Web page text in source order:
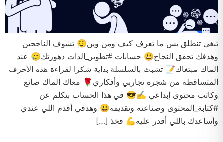
تبغى تنطلق بس ما تعرف كيف ومن وين😮‍💨 تشوف الناجحين
وهدفك تحقق النجاح😃 حسابات #تطوير_الذات دهورتك🥲 عند
الماك مبتغاك📝 تشبث بالسلسلة بداية شكرا لقراءة هذه الأحرف
المتساقطة من شجرة تجاربي وأفكاري🌹 معاك الماك صانع
وكاتب محتوى إبداعي ✍️😎 في هذا الحساب بتكلم عن
#كتابة_المحتوى وصناعته وتقديمه😃 وهدفي أقدم اللي عندي
وأساعدك باللي أقدر عليه💪 فخذ […]